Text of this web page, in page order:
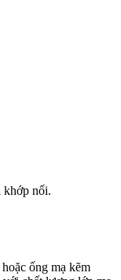
khớp nối.
ống mạ kẽm